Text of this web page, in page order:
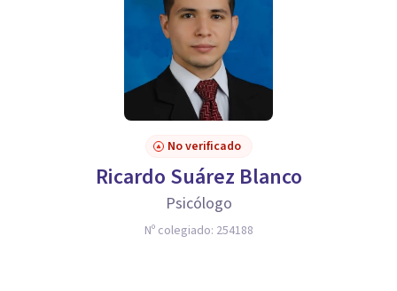
No verificado
Ricardo Suárez Blanco
Psicólogo
Nº colegiado: 254188